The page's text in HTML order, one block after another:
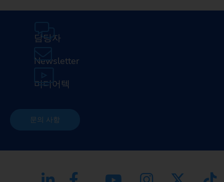
담당자
Newsletter
미디어텍
문의 사항